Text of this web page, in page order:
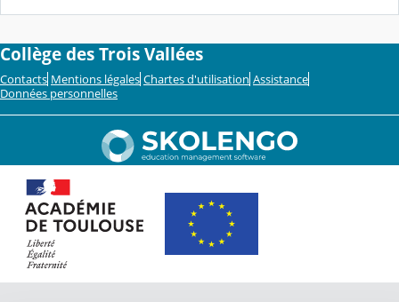
Collège des Trois Vallées
Contacts Mentions légales Chartes d'utilisation Assistance
Données personnelles